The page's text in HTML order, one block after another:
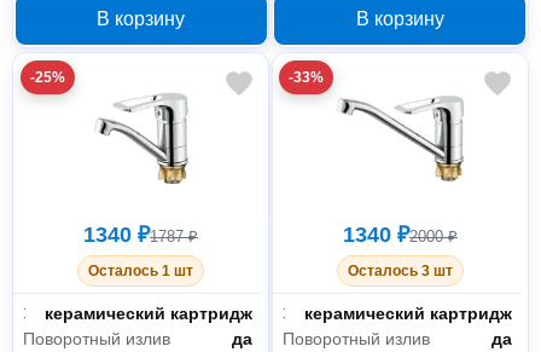
В корзину В корзину
-25%
1340 ₽1787 ₽
Осталось 1 шт
Запорный клапанкерамический картридж
Поворотный излив
да
-33%
1340 ₽2000 ₽
Осталось 3 шт
Запорный клапанкерамический картридж
Поворотный излив
да